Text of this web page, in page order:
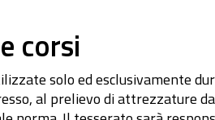
corsi
solo ed esclusivamente
al prelievo di attrezzature